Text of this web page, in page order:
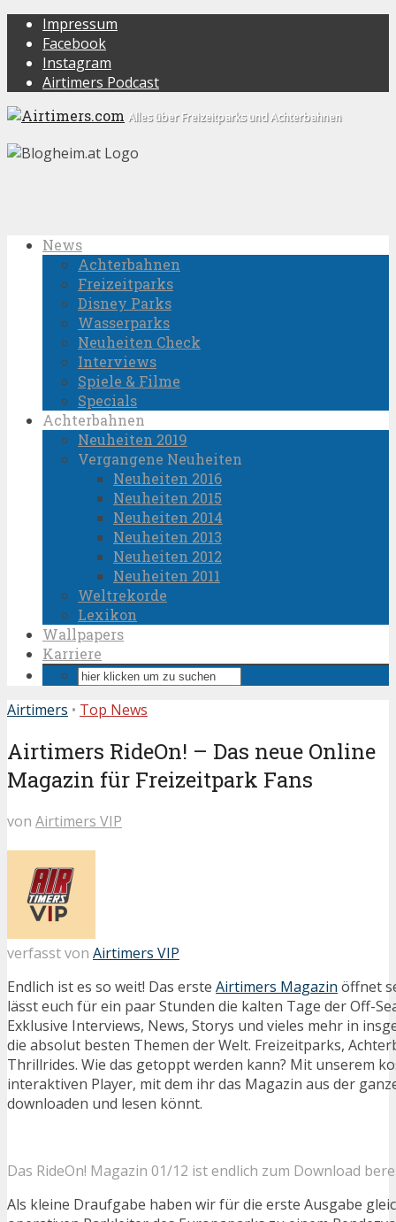
Impressum
Facebook
Instagram
Airtimers Podcast
Alles über Freizeitparks und Achterbahnen
News
Achterbahnen
Freizeitparks
Disney Parks
Wasserparks
Neuheiten Check
Interviews
Spiele & Filme
Specials
Achterbahnen
Neuheiten 2019
Vergangene Neuheiten
Neuheiten 2016
Neuheiten 2015
Neuheiten 2014
Neuheiten 2013
Neuheiten 2012
Neuheiten 2011
Weltrekorde
Lexikon
Wallpapers
Karriere
Airtimers • Top News
Airtimers RideOn! – Das neue Online
Magazin für Freizeitpark Fans
von Airtimers VIP
verfasst von Airtimers VIP
Endlich ist es so weit! Das erste Airtimers Magazin öffnet
lässt euch für ein paar Stunden die kalten Tage der Off-
Exklusive Interviews, News, Storys und vieles mehr in
die absolut besten Themen der Welt. Freizeitparks,
Thrillrides. Wie das getoppt werden kann? Mit unserem
interaktiven Player, mit dem ihr das Magazin aus der
downloaden und lesen könnt.
Das RideOn! Magazin 01/12 ist endlich zum Download
Als kleine Draufgabe haben wir für die erste Ausgabe